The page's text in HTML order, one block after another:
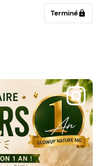
Terminélock